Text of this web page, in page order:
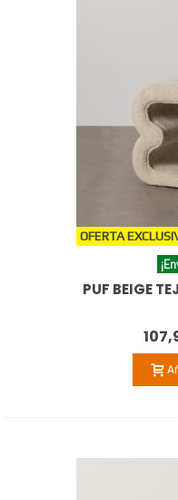
OFERTA
PUF BEIGE